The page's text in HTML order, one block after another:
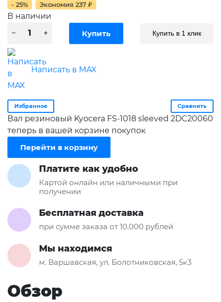
- 25%
Экономия 237 ₽
В наличии
Купить в 1 клик
Написать в MAX
Избранное Сравнить
Вал резиновый Kyocera FS-1018 sleeved 2DC20060
теперь в вашей корзине покупок
Перейти в корзину
Платите как удобно
Картой онлайн или наличными при
получении
Бесплатная доставка
при сумме заказа от 10.000 рублей
Мы находимся
м. Варшавская, ул. Болотниковская, 5к3
Обзор